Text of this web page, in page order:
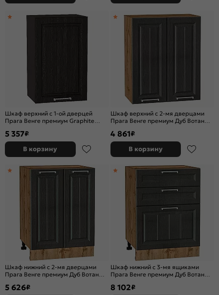
Шкаф верхний с 1-ой дверцей
Прага Венге премиум Graphite
5 357₽
В корзину
Шкаф верхний с 2-мя дверцами
Прага Венге премиум Дуб Вотан
4 861₽
В корзину
Шкаф нижний с 2-мя дверцами
Прага Венге премиум Дуб Вотан
5 626₽
Шкаф нижний с 3-мя ящиками
Прага Венге премиум Дуб Вотан
8 102₽